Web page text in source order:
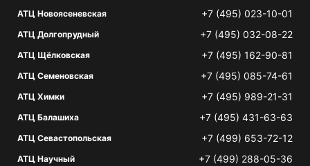
АТЦ Новоясеневская +7 (495) 023-10-01
АТЦ Долгопрудный +7 (495) 032-08-22
АТЦ Щёлковская +7 (495) 162-90-81
АТЦ Семеновская +7 (495) 085-74-61
АТЦ Химки +7 (495) 989-21-31
АТЦ Балашиха +7 (495) 431-63-63
АТЦ Севастопольская +7 (499) 653-72-12
АТЦ Научный +7 (499) 288-05-36